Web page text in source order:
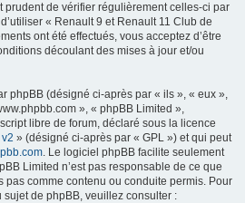
prudent de vérifier régulièrement celles-ci par
« Renault 9 et Renault 11 Club de
ont été effectués, vous acceptez d’être
découlant des mises à jour et/ou
phpBB (désigné ci-après par « ils », « eux »,
», « phpBB Limited »,
libre de forum, déclaré sous la licence
» (désigné ci-après par « GPL ») et qui peut
. Le logiciel phpBB facilite seulement
Limited n’est pas responsable de ce que
pas comme contenu ou conduite permis. Pour
de phpBB, veuillez consulter :